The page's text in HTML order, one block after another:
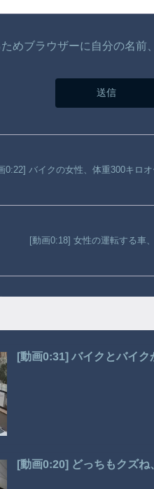
めブラウザーに自分の名
0:22] バイクの女性、体重300キロ
[動画0:18] 女性の運転する車
[動画0:31] バイクとバイ
[動画0:20] どっちもクズ